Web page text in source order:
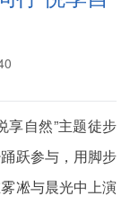
享自然”主题徒步
跃参与，用脚步
凇与晨光中上演